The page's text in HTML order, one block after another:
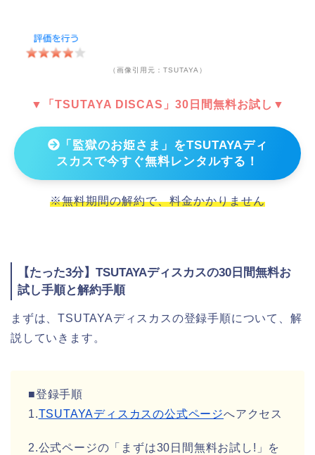
（画像引用元：TSUTAYA）
▼「TSUTAYA DISCAS」30日間無料お試し▼
「監獄のお姫さま」をTSUTAYAディ
スカスで今すぐ無料レンタルする！
※無料期間の解約で、料金かかりません
【たった3分】TSUTAYAディスカスの30日間無料お
試し手順と解約手順
まずは、TSUTAYAディスカスの登録手順について、解
説していきます。
■登録手順
1.TSUTAYAディスカスの公式ページへアクセス
2.公式ページの「まずは30日間無料お試し!」を